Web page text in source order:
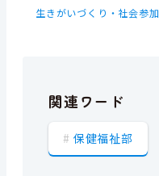
生きがいづくり・社会参
関連ワード
保健福祉部